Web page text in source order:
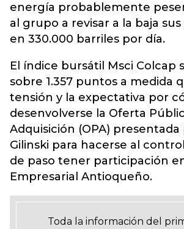
energía probablemente
al grupo a revisar a la baja
en 330.000 barriles por día.
El índice bursátil Msci Colcap
sobre 1.357 puntos a medida
tensión y la expectativa por
desenvolverse la Oferta
Adquisición (OPA) presentada
Gilinski para hacerse al
de paso tener participación
Empresarial Antioqueño.
Toda la información del